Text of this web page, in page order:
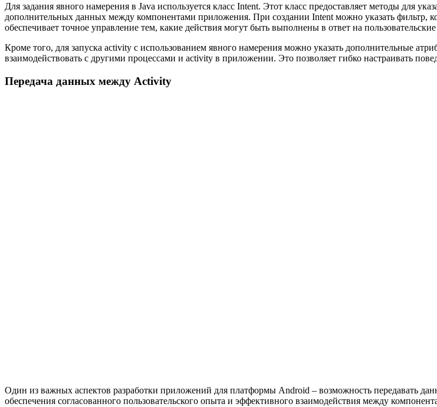
Для задания явного намерения в Java используется класс Intent. Этот класс предоставляет методы для
дополнительных данных между компонентами приложения. При создании Intent можно указать фильтр,
обеспечивает точное управление тем, какие действия могут быть выполнены в ответ на
Кроме того, для запуска activity с использованием явного намерения можно указать дополнительные
взаимодействовать с другими процессами и activity в приложении. Это позволяет гибко настраивать
Передача данных между Activity
Один из важных аспектов разработки приложений для платформы Android – возможность передавать
обеспечения согласованного пользовательского опыта и эффективного взаимодействия между